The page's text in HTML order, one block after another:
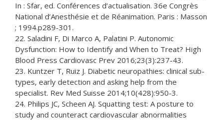
In : Sfar, ed. Conférences d’actualisation. 36e Congrès
National d’Anesthésie et de Réanimation. Paris : Masson
; 1994.p289-301.
22. Saladini F, Di Marco A, Palatini P. Autonomic
Dysfunction: How to Identify and When to Treat? High
Blood Press Cardiovasc Prev 2016;23(3):237-43.
23. Kuntzer T, Ruiz J. Diabetic neuropathies: clinical sub-
types, early detection and asking help from the
specialist. Rev Med Suisse 2014;10(428):950-3.
24. Philips JC, Scheen AJ. Squatting test: A posture to
study and counteract cardiovascular abnormalities